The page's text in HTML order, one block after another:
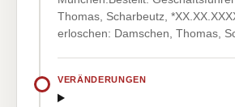
Thomas, Scharbeutz,
erloschen: Damschen, Thomas,
VERÄNDERUNGEN